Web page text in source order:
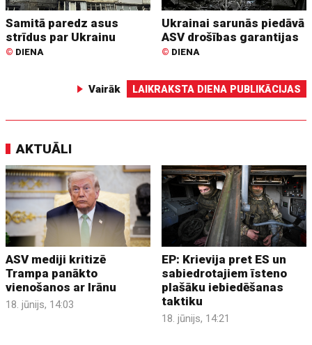
Samitā paredz asus
strīdus par Ukrainu
© DIENA
Ukrainai sarunās piedāvā
ASV drošības garantijas
© DIENA
Vairāk LAIKRAKSTA DIENA PUBLIKĀCIJAS
AKTUĀLI
ASV mediji kritizē
Trampa panākto
vienošanos ar Irānu
18. jūnijs, 14:03
EP: Krievija pret ES un
sabiedrotajiem īsteno
plašāku iebiedēšanas
taktiku
18. jūnijs, 14:21